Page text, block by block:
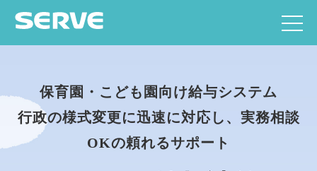
保育園・こども園向け給与システム
行政の様式変更に迅速に対応し、実務相談
OKの頼れるサポート